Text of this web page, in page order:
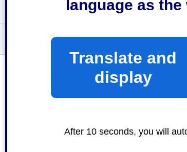
language as
Translate and
display
After 10 seconds, you will
清水区上二丁目3
054-354-2272